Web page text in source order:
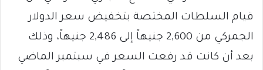
قيام السلطات المختصة بتخفيض سعر الدولار
الجمركي من 2,600 جنيهاً إلى 2,486 جنيهاً، وذلك
بعد أن كانت قد رفعت السعر في سبتمبر الماضي